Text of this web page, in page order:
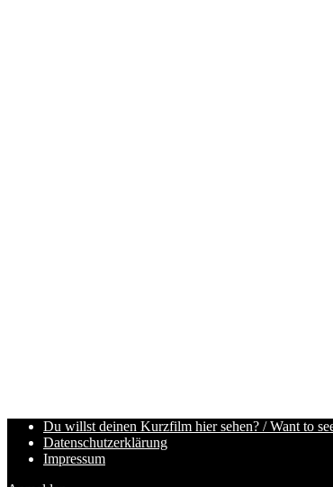
Du willst deinen Kurzfilm hier sehen? / Want to
Datenschutzerklärung
Impressum